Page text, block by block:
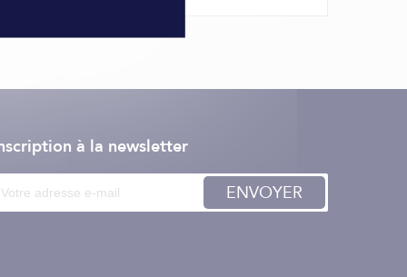
d'un bateau :
à la newsletter
ENVOYER